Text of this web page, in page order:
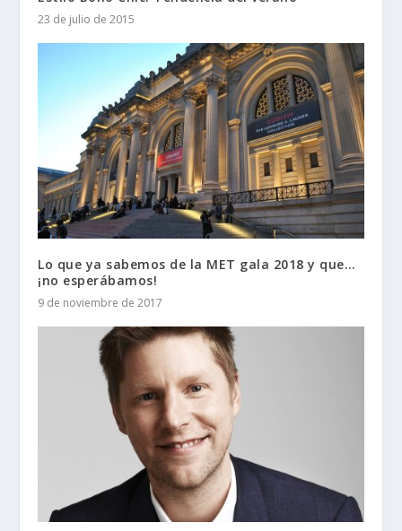
23 de julio de 2015
Lo que ya sabemos de la MET gala 2018 y que…
¡no esperábamos!
9 de noviembre de 2017